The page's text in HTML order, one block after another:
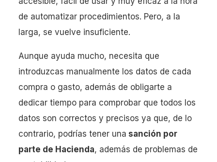
de automatizar procedimientos. Pero, a la
larga, se vuelve insuficiente.
Aunque ayuda mucho, necesita que
introduzcas manualmente los datos de cada
compra o gasto, además de obligarte a
dedicar tiempo para comprobar que todos los
datos son correctos y precisos ya que, de lo
contrario, podrías tener una sanción por
parte de Hacienda, además de problemas de